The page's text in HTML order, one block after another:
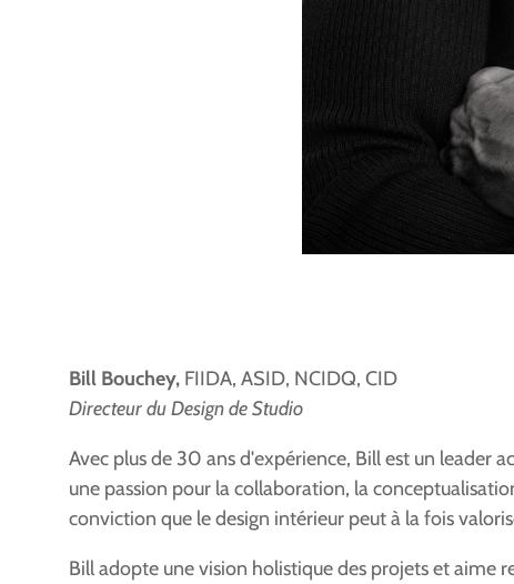
Bill Bouchey, FIIDA, ASID, NCIDQ, CID
Directeur du Design de Studio
Avec plus de 30 ans d'expérience, Bill est un leader
une passion pour la collaboration, la
conviction que le design intérieur peut à la fois
Bill adopte une vision holistique des projets et aime